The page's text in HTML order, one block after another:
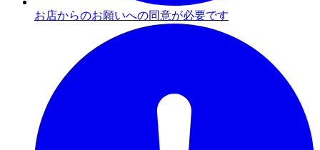
お店からのお願いへの同意が必要です